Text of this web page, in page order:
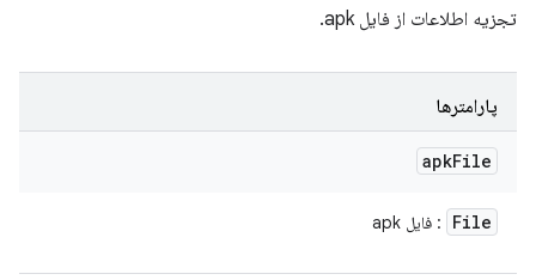
تجزیه اطلاعات از فایل apk.
پارامترها
apkFile
File : فایل apk